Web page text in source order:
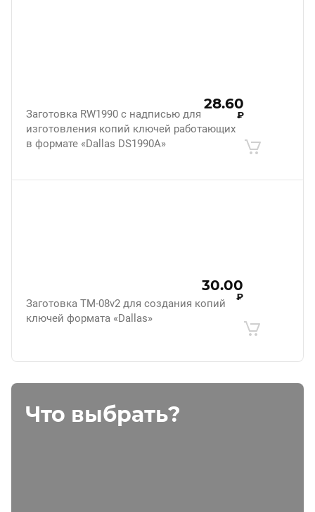
Заготовка RW1990 с надписью для
изготовления копий ключей работающих
в формате «Dallas DS1990A»
28.60
₽
Заготовка ТМ-08v2 для создания копий
ключей формата «Dallas»
30.00
₽
Что выбрать?